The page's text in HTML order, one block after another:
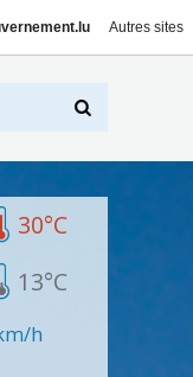
Autres sites
30°C
13°C
h